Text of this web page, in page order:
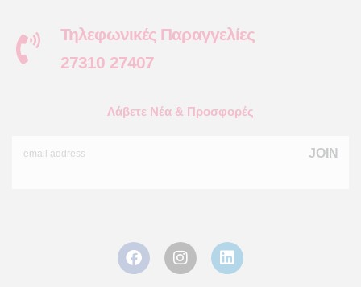
Τηλεφωνικές Παραγγελίες
27310 27407
Λάβετε Νέα & Προσφορές